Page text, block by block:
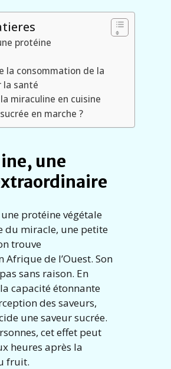
protéine
la consommation de la
la santé
miraculine en cuisine
en marche ?
une
protéine végétale
du miracle, une petite
trouve
de l’Ouest. Son
sans raison. En
capacité étonnante
des saveurs,
une saveur sucrée.
cet effet peut
heures après la
fruit.